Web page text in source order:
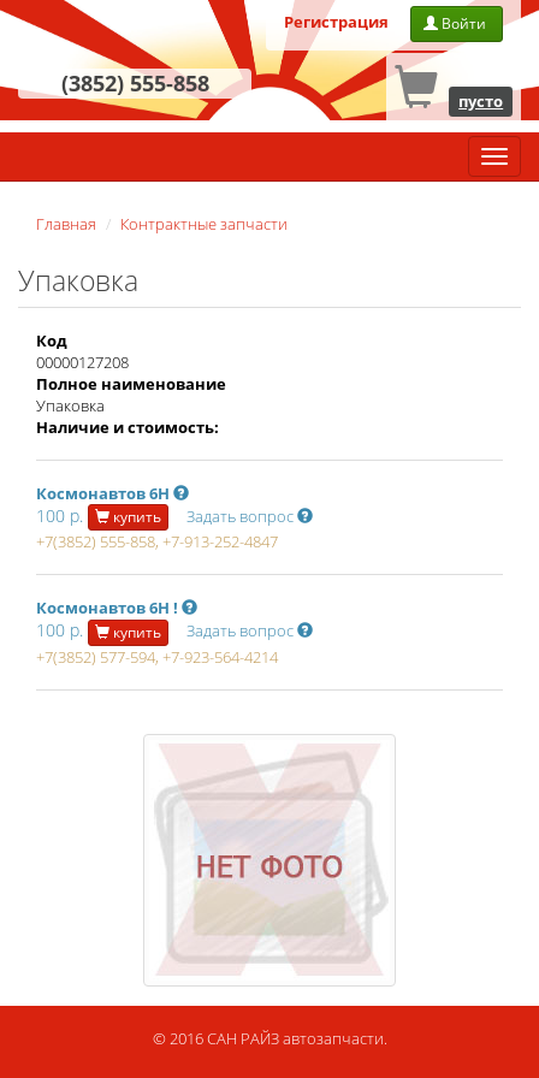
Регистрация Войти
(3852) 555-858
пусто
меню
Главная Контрактные запчасти
Упаковка
Код
00000127208
Полное наименование
Упаковка
Наличие и стоимость:
Космонавтов 6Н
100 р. купить
Задать вопрос
+7(3852) 555-858, +7-913-252-4847
Космонавтов 6Н !
100 р. купить
Задать вопрос
+7(3852) 577-594, +7-923-564-4214
© 2016 САН РАЙЗ автозапчасти.